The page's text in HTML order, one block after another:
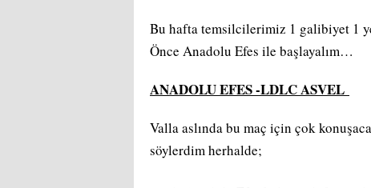
Bu hafta temsilcilerimiz 1 galibiyet 1
Önce Anadolu Efes ile başlayalım…
ANADOLU EFES -LDLC ASVEL
Valla aslında bu maç için çok
söylerdim herhalde;